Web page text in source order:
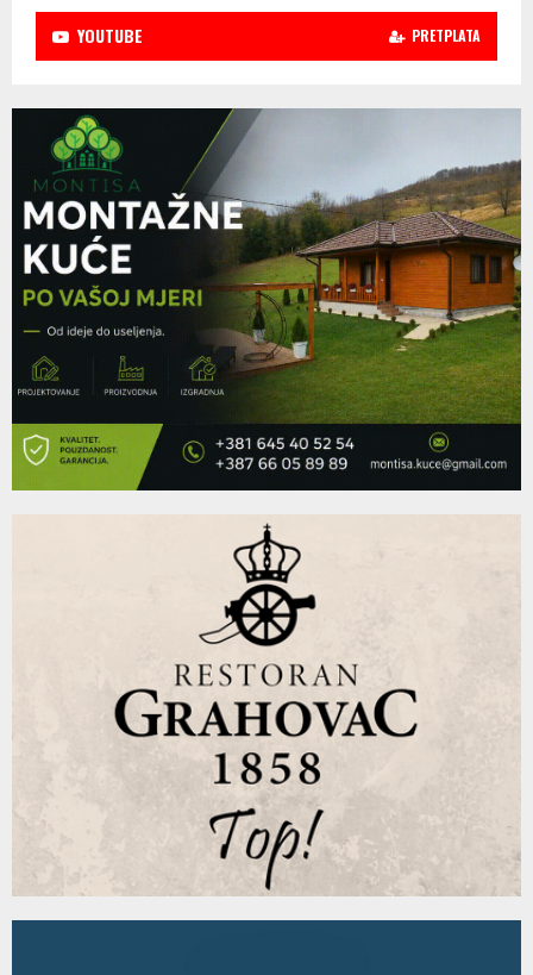
YOUTUBE PRETPLATA